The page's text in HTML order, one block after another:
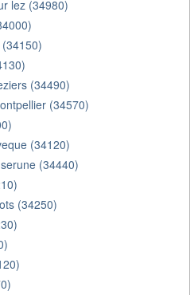
lez (34980)
(34490)
(34570)
(34120)
(34440)
(34250)